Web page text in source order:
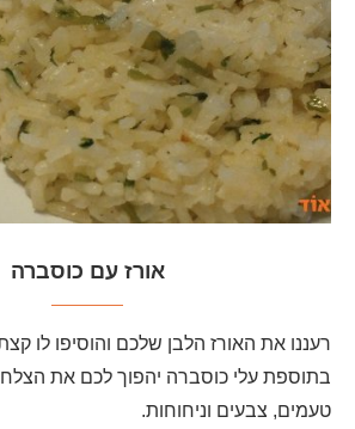
אורז עם כוסברה
רעננו את האורז הלבן שלכם והוסיפו לו
בתוספת עלי כוסברה יהפוך לכם את
טעמים, צבעים וניחוחות.